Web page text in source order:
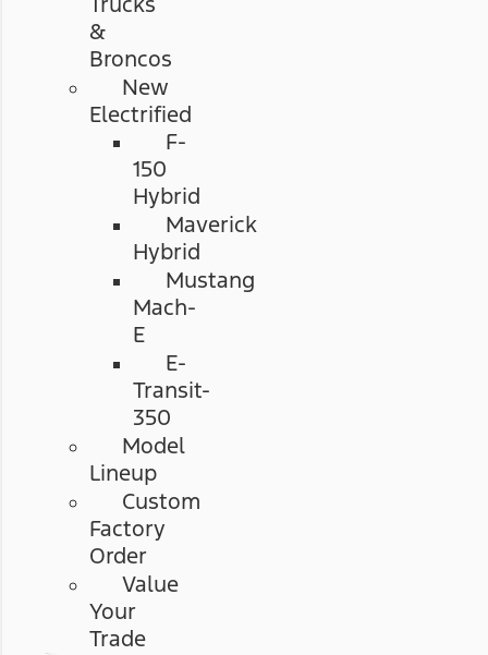
&
Broncos
New
Electrified
F-
150
Hybrid
Maverick
Hybrid
Mustang
Mach-
E
E-
Transit-
350
Model
Lineup
Custom
Factory
Order
Value
Your
Trade